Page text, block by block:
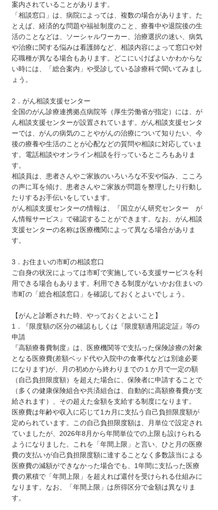
案内されていることがあります。
「相談窓口」は、病院によっては、複数の場合があります。た
とえば、経済的な問題や福祉制度のこと、療養中や退院後の生
活のことなどは、ソーシャルワーカー、治療選択の迷い、病気
や治療に関する悩みは看護師など、相談内容によって窓口や対
応職種が異なる場合もあります。どこにいけばよいかわからな
い時には、「総合案内」や受診している診療科で聞いてみまし
ょう。
2．がん相談支援センター
全国のがん診療連携拠点病院等（厚生労働省が指定）には、が
ん相談支援センターが設置されています。がん相談支援センタ
ーでは、がんの病気のことやがんの治療について知りたい、今
後の療養や生活のことが心配などの質問や相談に対応していま
す。電話相談やオンライン相談を行っているところもありま
す。
相談員は、患者さんやご家族のいろいろな不安や悩み、こころ
の声に耳を傾け、患者さんやご家族が問題を整理したり行動し
たりするお手伝いをしています。
がん相談支援センターの情報は、『国立がん研究センター が
ん情報サービス』で確認することができます。なお、がん相談
支援センターの名称は医療機関によって異なる場合がありま
す。
3．お住まいの市町の相談窓口
ご自身の状況によっては市町で実施している支援サービスを利
用できる場合もあります。利用できる制度がないかお住まいの
市町の「総合相談窓口」を確認しておくとよいでしょう。
【がんと診断された時、やっておくとよいこと】
1．『限度額の区分の確認もしくは『限度額適用認定証』等の
申請
『高額療養費制度』は、医療機関等で支払った保険診療の対象
となる医療費(差額ベッド代や入院中の食事代などは別途必要
になります)が、月の初めから終わりまでの１か月で一定の額
（自己負担限度額）を超えた場合に、保険者に申請することで
（多くの健康保険組合や共済組合は、自動的に高額療養費が支
給されます）、その超えた金額を支給する制度になります。
医療費は年齢や収入に応じて1カ月に支払う自己負担限度額が
定められています。この自己負担限度額は、月単位で設定され
ていましたが、2026年8月から年間単位での上限も設けられる
ようになりました。これを「年間上限」と言い、ひと月の医療
費の支払いが自己負担限度額に達することなく多数該当による
医療費の減額ができなかった場合でも、1年間に支払った医療
費の累積で「年間上限」を超えれば還付を受けられる仕組みに
なります。なお、「年間上限」は所得区分で金額は異なりま
す。